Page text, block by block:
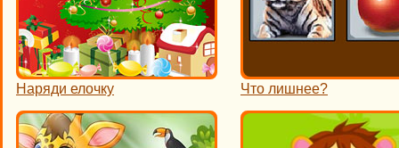
Наряди елочку Что лишнее?